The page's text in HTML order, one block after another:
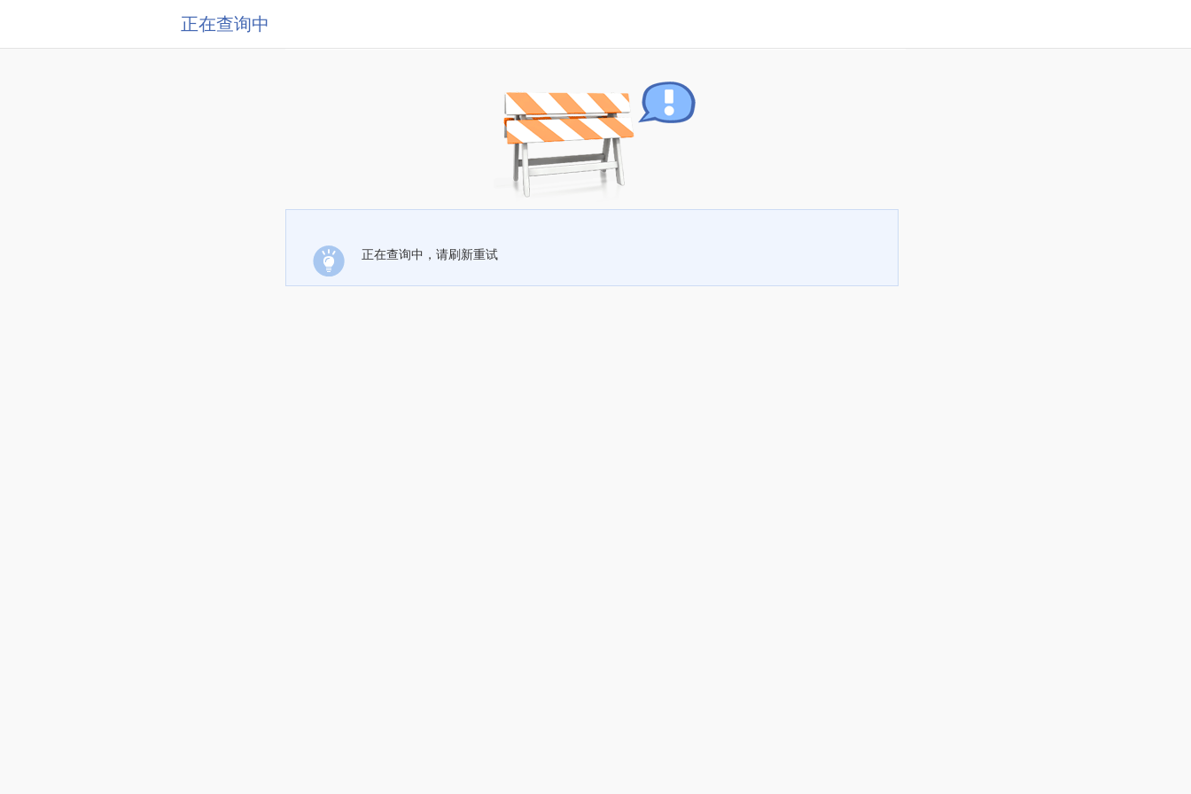
正在查询中
正在查询中，请刷新重试